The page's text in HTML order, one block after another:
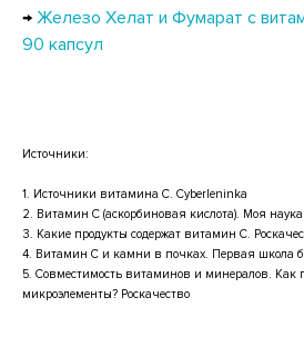
→ Железо Хелат и Фумарат с
90 капсул
Источники:
1. Источники витамина C. Cyberleninka
2. Витамин C (аскорбиновая кислота). Моя наука
3. Какие продукты содержат витамин C.
4. Витамин С и камни в почках. Первая школа
5. Совместимость витаминов и минералов.
микроэлементы? Роскачество